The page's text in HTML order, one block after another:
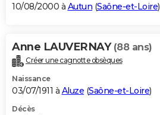
10/08/2000 à Autun (Saône-et-Loire)
Anne LAUVERNAY (88 ans)
Créer une cagnotte obsèques
Naissance
03/07/1911 à Aluze (Saône-et-Loire)
Décès